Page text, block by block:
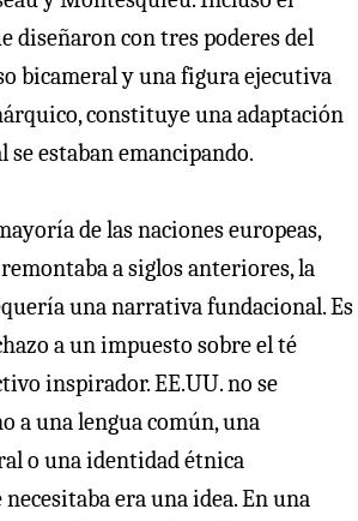
diseñaron con tres poderes del
bicameral y una figura ejecutiva
constituye una adaptación
se estaban emancipando.
de las naciones europeas,
a siglos anteriores, la
una narrativa fundacional. Es
a un impuesto sobre el té
inspirador. EE.UU. no se
a una lengua común, una
o una identidad étnica
era una idea. En una